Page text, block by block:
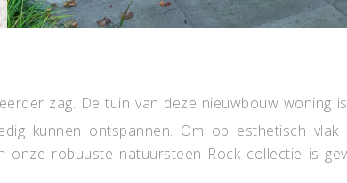
zag. De tuin van deze nieuwbouw woning
kunnen ontspannen. Om op esthetisch
onze robuuste natuursteen Rock collectie is